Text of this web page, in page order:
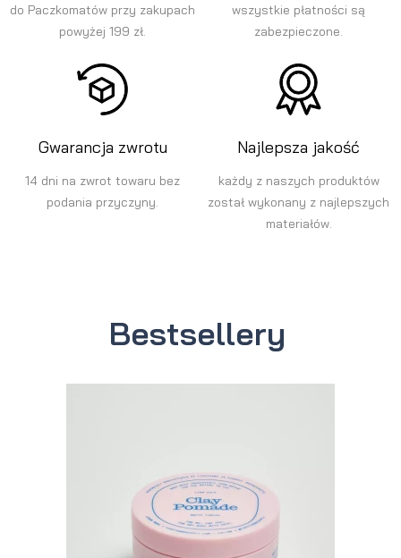
do Paczkomatów przy zakupach
powyżej 199 zł.
wszystkie płatności są
zabezpieczone.
Gwarancja zwrotu
14 dni na zwrot towaru bez
podania przyczyny.
Najlepsza jakość
każdy z naszych produktów
został wykonany z najlepszych
materiałów.
Bestsellery